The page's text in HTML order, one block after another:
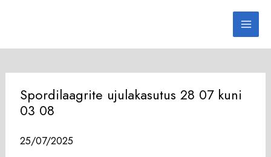
Spordilaagrite ujulakasutus 28 07 kuni
03 08
25/07/2025